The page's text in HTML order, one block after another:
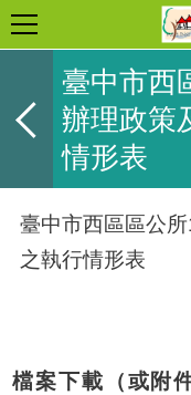
臺中市西
辦理政策
情形表
臺中市西區區公
之執行情形表
檔案下載（或附件